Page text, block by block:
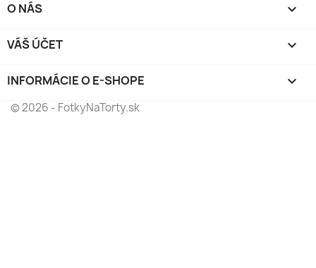
O NÁS 
VÁŠ ÚČET 
INFORMÁCIE O E-SHOPE keyboard_arrow_down
© 2026 - FotkyNaTorty.sk